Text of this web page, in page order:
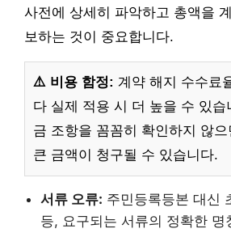
사전에 상세히 파악하고 총액을
보하는 것이 중요합니다.
⚠️ 비용 함정: 계약 해지 수수료
다 실제 적용 시 더 높을 수 있습
금 조항을 꼼꼼히 확인하지 않
큰 금액이 청구될 수 있습니다.
서류 오류: 주민등록등본 대신
등, 요구되는 서류의 정확한 명